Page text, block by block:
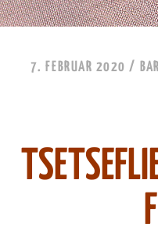
7. FEBRUAR 2020 /